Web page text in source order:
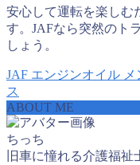
安心して運転を楽しむ
す。JAFなら突然のト
しょう。
JAF エンジンオイル
ス
ABOUT ME
ちっち
旧車に憧れる介護福